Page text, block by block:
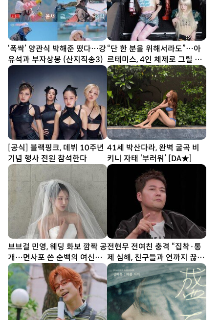
‘폭싹’ 양관식 박해준 떴다…강
유석과 부자상봉 (산지직송3)
“단 한 분을 위해서라도”…아
르테미스, 4인 체제로 그릴 신
보 ‘Hyper-Ego’
[공식] 블랙핑크, 데뷔 10주년
기념 행사 전원 참석한다
41세 박산다라, 완벽 굴곡 비
키니 자태 ‘부러워’ [DA★]
브브걸 민영, 웨딩 화보 깜짝 공
개…면사포 쓴 순백의 여신
[DA★]
전현무 전여친 충격 “집착·통
제 심해, 친구들과 연까지 끊
어” (내사패)